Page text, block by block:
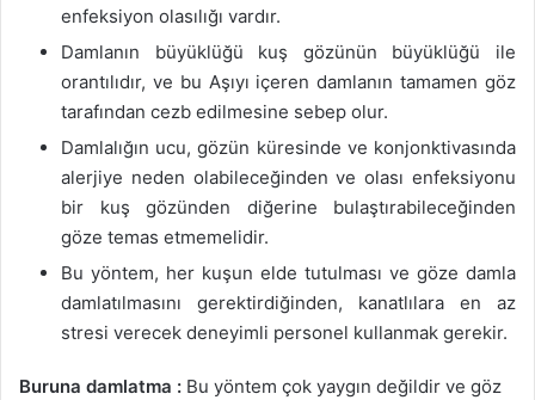
enfeksiyon olasılığı vardır.
Damlanın büyüklüğü kuş gözünün büyüklüğü ile
orantılıdır, ve bu Aşıyı içeren damlanın tamamen göz
tarafından cezb edilmesine sebep olur.
Damlalığın ucu, gözün küresinde ve konjonktivasında
alerjiye neden olabileceğinden ve olası enfeksiyonu
bir kuş gözünden diğerine bulaştırabileceğinden
göze temas etmemelidir.
Bu yöntem, her kuşun elde tutulması ve göze damla
damlatılmasını gerektirdiğinden, kanatlılara en az
stresi verecek deneyimli personel kullanmak gerekir.
Buruna damlatma : Bu yöntem çok yaygın değildir ve göz